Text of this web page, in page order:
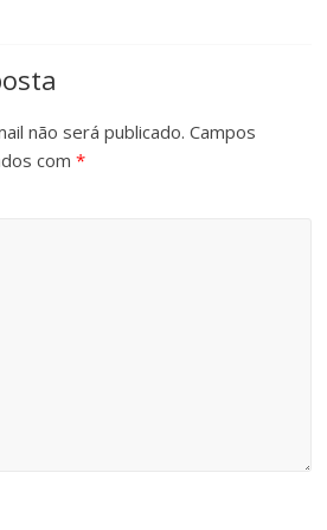
não será publicado. Campos
com*